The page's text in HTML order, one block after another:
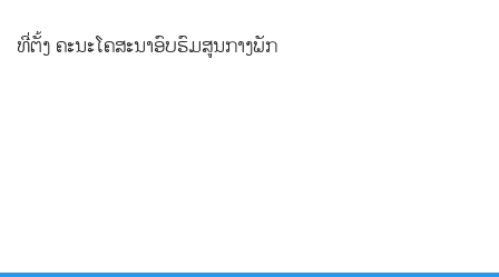
ທີ່ຕັ້ງ ຄະນະໂຄສະນາອົບຮົມສູນກາງພັກ